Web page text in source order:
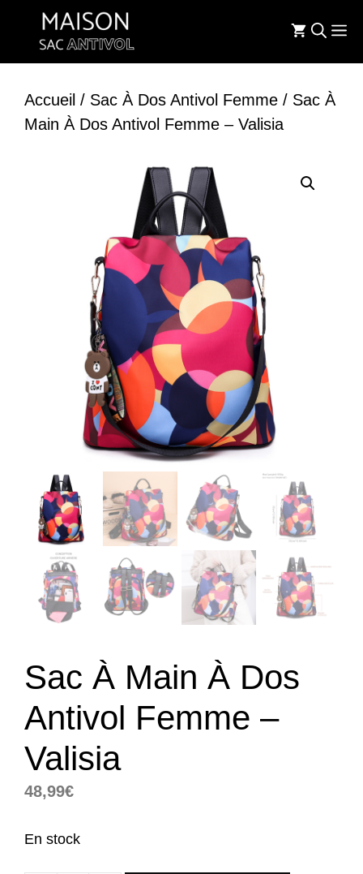
contenu
Accueil / Sac À Dos Antivol Femme / Sac À
Main À Dos Antivol Femme – Valisia
Sac À Main À Dos
Antivol Femme –
Valisia
48,99€
En stock